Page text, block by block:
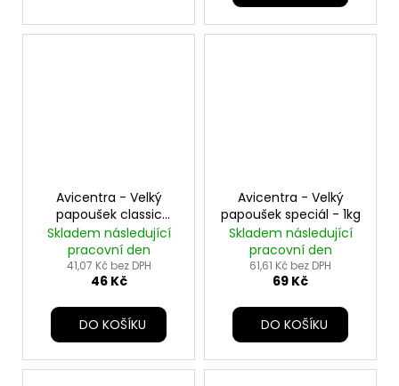
Avicentra - Velký
papoušek classic
menu - 1kg
Skladem následující
pracovní den
41,07 Kč bez DPH
46 Kč
DO KOŠÍKU
Avicentra - Velký
papoušek speciál - 1kg
Skladem následující
pracovní den
61,61 Kč bez DPH
69 Kč
DO KOŠÍKU